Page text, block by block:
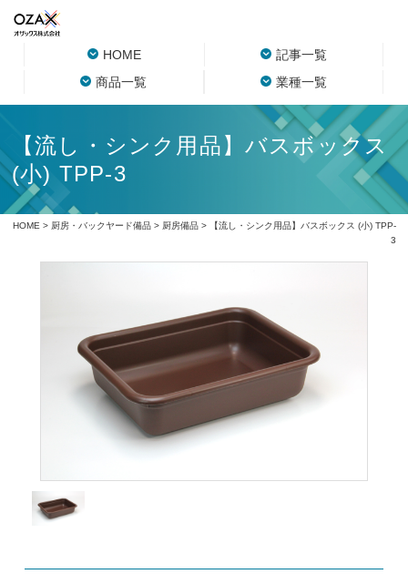
HOME
記事一覧
商品一覧
業種一覧
【流し・シンク用品】バスボックス
(小) TPP-3
HOME > 厨房・バックヤード備品> 厨房備品> 【流し・シンク用品】バスボックス (小) TPP-
3